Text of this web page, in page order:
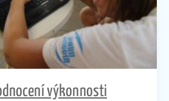
výkonnosti